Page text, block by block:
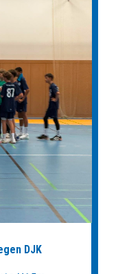
DJK